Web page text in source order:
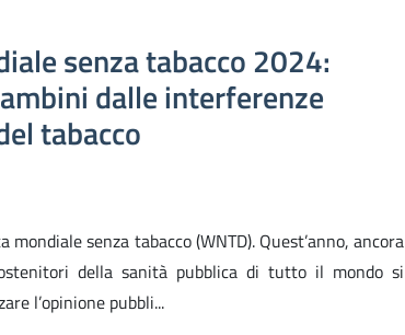
senza tabacco 2024:
dalle interferenze
tabacco
mondiale senza tabacco (WNTD). Quest’anno, ancora
della sanità pubblica di tutto il mondo si
l’opinione pubbli...